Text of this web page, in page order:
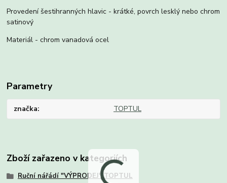
Provedení šestihranných hlavic - krátké, povrch lesklý nebo chrom
satinový
Materiál - chrom vanadová ocel
Parametry
značka TOPTUL
Zboží zařazeno v kategoriích
Ruční nářádí "VÝPRODEJ" TOPTUL